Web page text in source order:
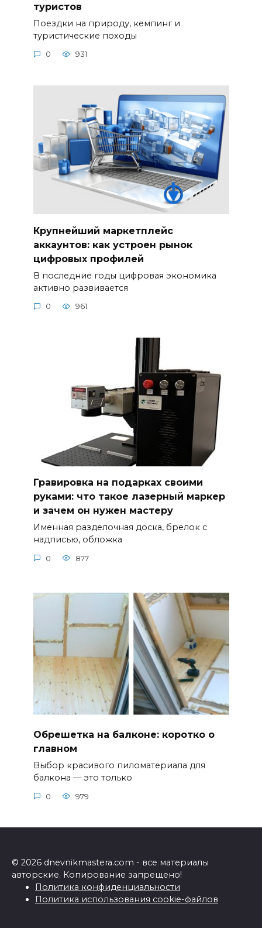
туристов
Поездки на природу, кемпинг и
туристические походы
0 931
Крупнейший маркетплейс
аккаунтов: как устроен рынок
цифровых профилей
В последние годы цифровая экономика
активно развивается
0 961
Гравировка на подарках своими
руками: что такое лазерный маркер
и зачем он нужен мастеру
Именная разделочная доска, брелок с
надписью, обложка
0 877
Обрешетка на балконе: коротко о
главном
Выбор красивого пиломатериала для
балкона — это только
0 979
© 2026 dnevnikmastera.com - все материалы
авторские. Копирование запрещено!
Политика конфиденциальности
Политика использования cookie-файлов